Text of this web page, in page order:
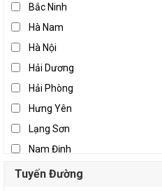
Bắc Ninh
Hà Nam
Hà Nội
Hải Dương
Hải Phòng
Hưng Yên
Lạng Sơn
Nam Định
Ninh Bình
Tuyến Đường